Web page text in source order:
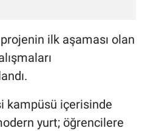
ilk aşaması olan
kampüsü içerisinde
yurt; öğrencilere